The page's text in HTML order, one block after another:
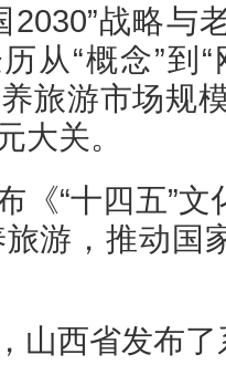
2030”战略与
从“概念”到
旅游市场规
大关。
《“十四五”
游，推动国
山西省发布